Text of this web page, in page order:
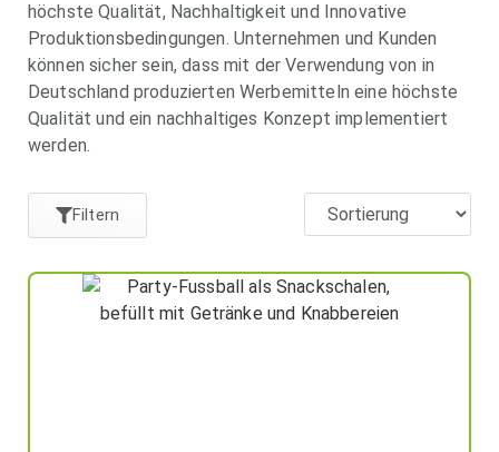
höchste Qualität, Nachhaltigkeit und Innovative
Produktionsbedingungen. Unternehmen und Kunden
können sicher sein, dass mit der Verwendung von in
Deutschland produzierten Werbemitteln eine höchste
Qualität und ein nachhaltiges Konzept implementiert
werden.
Filtern